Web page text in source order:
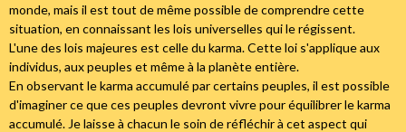
monde, mais il est tout de même possible de comprendre cette
situation, en connaissant les lois universelles qui le régissent.
L'une des lois majeures est celle du karma. Cette loi s'applique aux
individus, aux peuples et même à la planète entière.
En observant le karma accumulé par certains peuples, il est possible
d'imaginer ce que ces peuples devront vivre pour équilibrer le karma
accumulé. Je laisse à chacun le soin de réfléchir à cet aspect qui